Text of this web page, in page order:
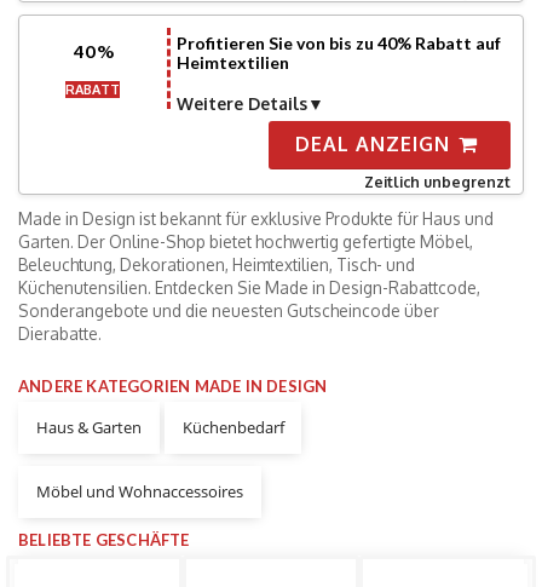
40%
RABATT
Profitieren Sie von bis zu 40% Rabatt auf
Heimtextilien
Weitere Details
DEAL ANZEIGN
Zeitlich unbegrenzt
Made in Design ist bekannt für exklusive Produkte für Haus und
Garten. Der Online-Shop bietet hochwertig gefertigte Möbel,
Beleuchtung, Dekorationen, Heimtextilien, Tisch- und
Küchenutensilien. Entdecken Sie Made in Design-Rabattcode,
Sonderangebote und die neuesten Gutscheincode über
Dierabatte.
ANDERE KATEGORIEN MADE IN DESIGN
Haus & Garten Küchenbedarf
Möbel und Wohnaccessoires
BELIEBTE GESCHÄFTE